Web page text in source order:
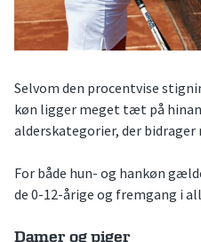
Selvom den procentvise
køn ligger meget tæt på
alderskategorier, der
For både hun- og hankøn
de 0-12-årige og fremgang i
Damer og piger